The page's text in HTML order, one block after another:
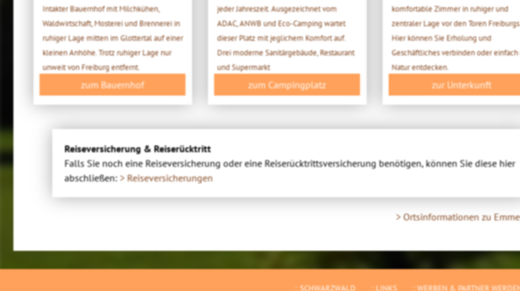
Intakter Bauernhof mit Milchkühen,
Waldwirtschaft, Mosterei und Brennerei in
ruhiger Lage mitten im Glottertal auf einer
kleinen Anhöhe. Trotz ruhiger Lage nur
unweit von Freiburg entfernt.
zum Bauernhof
jeder Jahreszeit. Ausgezeichnet vom
ADAC, ANWB und Eco-Camping wartet
dieser Platz mit jeglichem Komfort auf.
Drei moderne Sanitärgebäude, Restaurant
und Supermarkt
zum Campingplatz
komfortable Zimmer in ruhiger und
zentraler Lage vor den Toren Freiburgs.
Hier können Sie Erholung und
Geschäftliches verbinden oder
Natur entdecken.
zur Unterkunft
Reiseversicherung & Reiserücktritt
Falls Sie noch eine Reiseversicherung oder eine Reiserücktrittsversicherung benötigen, können Sie diese hier
abschließen: > Reiseversicherungen
> Ortsinformationen zu
SCHWARZWALD LINKS WERBEN & PARTNER